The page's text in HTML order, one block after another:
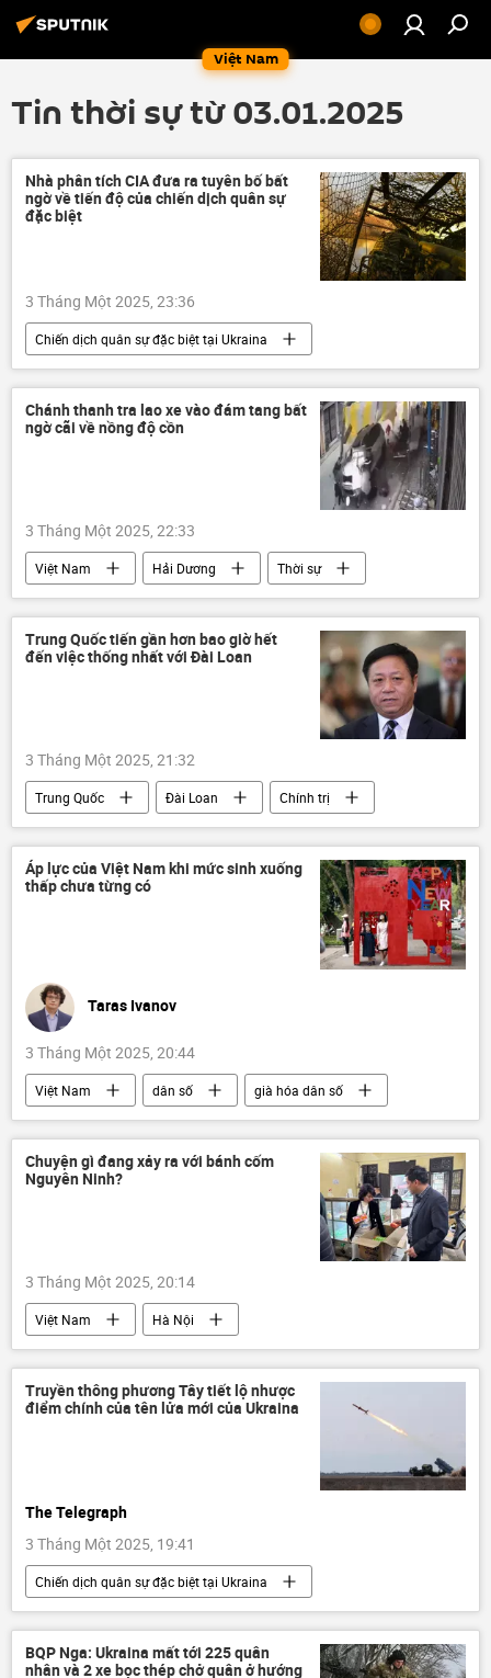
Việt Nam
Tin thời sự từ 03.01.2025
Nhà phân tích CIA đưa ra tuyên bố bất
ngờ về tiến độ của chiến dịch quân sự
đặc biệt
3 Tháng Một 2025, 23:36
Chiến dịch quân sự đặc biệt tại Ukraina
Cuộc khủng hoảng ở Ukraina
Ukraina
Vladimir Putin
Thế giới
xung đột quân sự
Chánh thanh tra lao xe vào đám tang bất
ngờ cãi về nồng độ cồn
3 Tháng Một 2025, 22:33
Việt Nam Hải Dương
Thời sự
tai nạn
Trung Quốc tiến gần hơn bao giờ hết
đến việc thống nhất với Đài Loan
3 Tháng Một 2025, 21:32
Trung Quốc Đài Loan
Chính trị
Thế giới
đại sứ quán
Áp lực của Việt Nam khi mức sinh xuống
thấp chưa từng có
Taras Ivanov
3 Tháng Một 2025, 20:44
Việt Nam dân số
già hóa dân số
Tác giả
Quan điểm-Ý kiến
Xã hội
Bộ Y Tế Việt Nam
phụ nữ
Trẻ em
sinh con
giáo dục
Chuyện gì đang xảy ra với bánh cốm
Nguyên Ninh?
3 Tháng Một 2025, 20:14
Việt Nam
Hà Nội
UBND Tp.Hà Nội
Truyền thông phương Tây tiết lộ nhược
điểm chính của tên lửa mới của Ukraina
The Telegraph
3 Tháng Một 2025, 19:41
Chiến dịch quân sự đặc biệt tại Ukraina
Cuộc khủng hoảng ở Ukraina
Ukraina
Thế giới
Quân sự
BQP Nga: Ukraina mất tới 225 quân
nhân và 2 xe bọc thép chở quân ở hướng